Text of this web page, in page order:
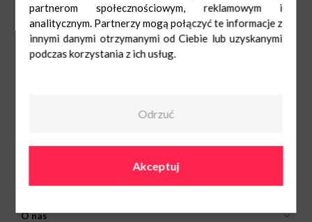
Triumph
Pn-Sob: 9:00-
21:00
+48 56 662 26 04
O nas
partnerom społecznościowym, reklamowym i
analitycznym. Partnerzy mogą połączyć te informacje z
innymi danymi otrzymanymi od Ciebie lub uzyskanymi
podczas korzystania z ich usług.
Odrzuć
Akceptuj